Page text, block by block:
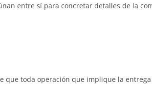
entre sí para concretar detalles de la
que toda operación que implique la